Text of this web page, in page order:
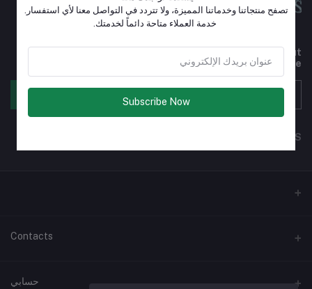
Subscribe to our newsletter for regular updates about
Offers, Coupons & more
FOLLOW US
Contacts
عنوان حسابي
تصفح منتجاتنا وخدماتنا المميزة، ولا تتردد في التواصل معنا لأي استفسار.
خدمة العملاء متاحة دائماً لخدمتك.
Subscribe Now